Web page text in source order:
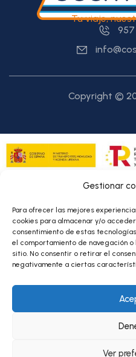
Gestionar
Para ofrecer las mejores
cookies para almacenar y/o
consentimiento de estas
el comportamiento de navegación
sitio. No consentir o retirar el
negativamente a ciertas
Ver
Tu viaje,
957
Copyright ©
Financiado por fondos Next
flotas de transporte de
carretera, así como de
complementario, en el marco
Transformación y Resiliencia,
Andaluza de Movilidad PMR
PYMES, y gracias al cual ha
con el objetivo de reforzar la
las pymes durante el año 2026.
del Programa Pyme Digital de la